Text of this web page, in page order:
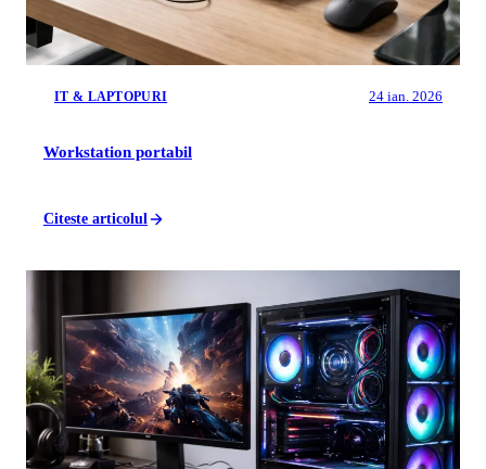
IT & LAPTOPURI 24 ian. 2026
Workstation portabil
Citeste articolul